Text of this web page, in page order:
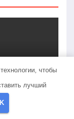
его
и
чтобы
лучший